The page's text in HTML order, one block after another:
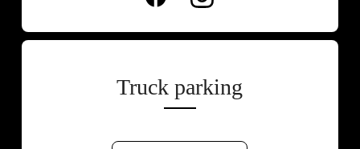
Truck parking